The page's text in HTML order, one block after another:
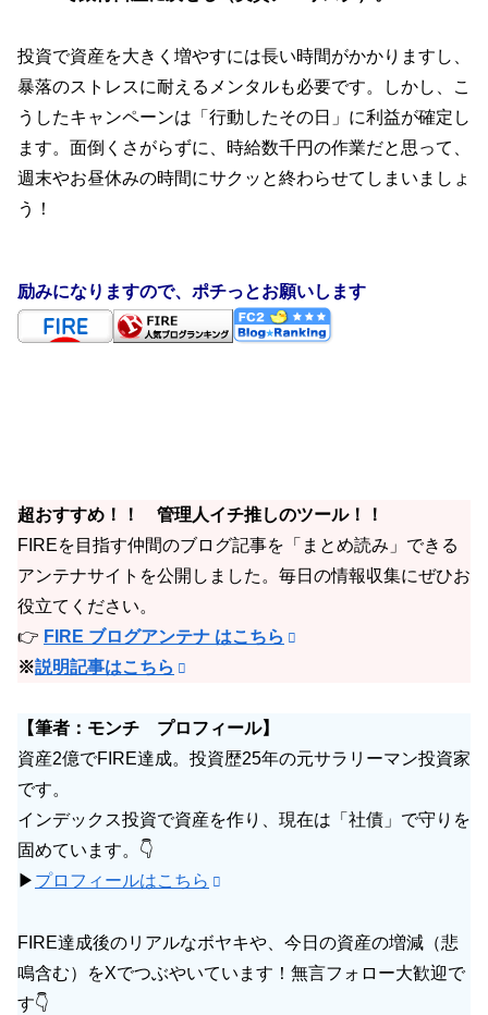
投資で資産を大きく増やすには長い時間がかかりますし、
暴落のストレスに耐えるメンタルも必要です。しかし、こ
うしたキャンペーンは「行動したその日」に利益が確定し
ます。面倒くさがらずに、時給数千円の作業だと思って、
週末やお昼休みの時間にサクッと終わらせてしまいましょ
う！
励みになりますので、ポチっとお願いします
超おすすめ！！ 管理人イチ推しのツール！！
FIREを目指す仲間のブログ記事を「まとめ読み」できる
アンテナサイトを公開しました。毎日の情報収集にぜひお
役立てください。
👉 FIRE ブログアンテナ はこちら
※説明記事はこちら
【筆者：モンチ プロフィール】
資産2億でFIRE達成。投資歴25年の元サラリーマン投資家
です。
インデックス投資で資産を作り、現在は「社債」で守りを
固めています。👇
▶ プロフィールはこちら
FIRE達成後のリアルなボヤキや、今日の資産の増減（悲
鳴含む）をXでつぶやいています！無言フォロー大歓迎で
す👇